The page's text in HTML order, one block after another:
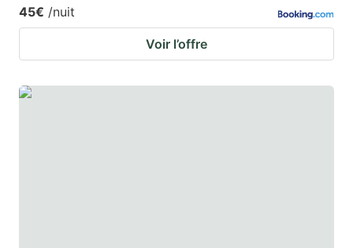
45€ /nuit
Voir l’offre